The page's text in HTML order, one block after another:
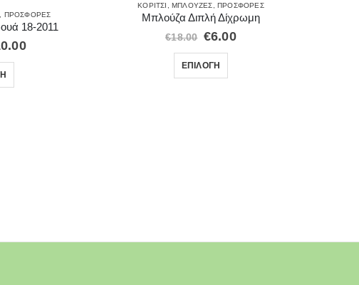
, ΠΡΟΣΦΟΡΈΣ
18-2011
ΚΟΡΊΤΣΙ ΜΠΛΟΎΖΕΣ ΠΡΟΣΦΟΡΈΣ
Μπλούζα Διπλή Δίχρωμη
€18.00 €6.00
ΕΠΙΛΟΓΉ